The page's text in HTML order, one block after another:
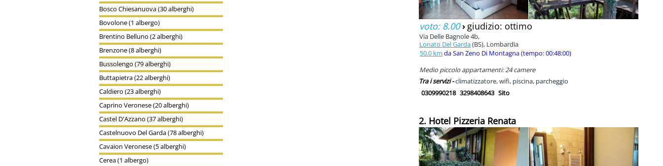
voto: 8.00› giudizio: ottimo
Via Delle Bagnole 4b,
Lonato Del Garda(BS), Lombardia
50.0 km da San Zeno Di Montagna (tempo: 00:48:00)
Medio piccolo appartamenti: 24 camere
Tra i servizi -climatizzatore, wifi, piscina, parcheggio
0309990218 3298408643 Sito
2. Hotel Pizzeria Renata
Bosco Chiesanuova (30 alberghi)
Bovolone (1 albergo)
Brentino Belluno (2 alberghi)
Brenzone (8 alberghi)
Bussolengo (79 alberghi)
Buttapietra (22 alberghi)
Caldiero (23 alberghi)
Caprino Veronese (20 alberghi)
Castel D'Azzano (37 alberghi)
Castelnuovo Del Garda (78 alberghi)
Cavaion Veronese (5 alberghi)
Cerea (1 albergo)